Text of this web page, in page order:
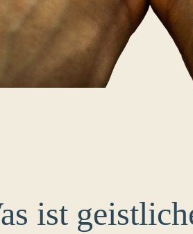
ist